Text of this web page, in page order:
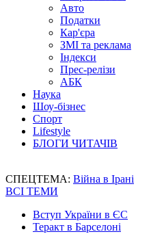
Авто
Податки
Кар'єра
ЗМІ та реклама
Індекси
Прес-релізи
АБК
Наука
Шоу-бізнес
Спорт
Lifestyle
БЛОГИ ЧИТАЧІВ
СПЕЦТЕМА: Війна в Ірані
ВСІ ТЕМИ
Вступ України в ЄС
Теракт в Барселоні